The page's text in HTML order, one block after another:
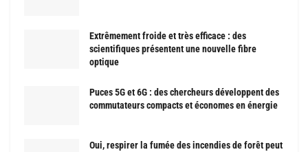
Extrêmement froide et très efficace : des
scientifiques présentent une nouvelle fibre
optique
Puces 5G et 6G : des chercheurs développent des
commutateurs compacts et économes en énergie
Oui, respirer la fumée des incendies de forêt peut